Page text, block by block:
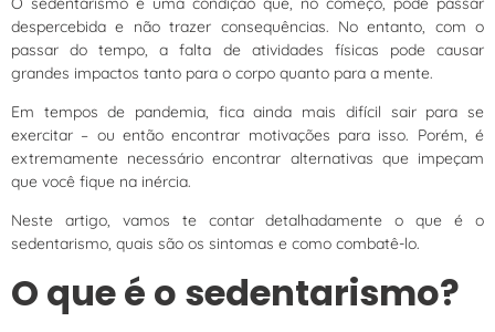
despercebida e não trazer consequências. No entanto, com o
passar do tempo, a falta de atividades físicas pode causar
grandes impactos tanto para o corpo quanto para a mente.
Em tempos de pandemia, fica ainda mais difícil sair para se
exercitar – ou então encontrar motivações para isso. Porém, é
extremamente necessário encontrar alternativas que impeçam
que você fique na inércia.
Neste artigo, vamos te contar detalhadamente o que é o
sedentarismo, quais são os sintomas e como combatê-lo.
O que é o sedentarismo?